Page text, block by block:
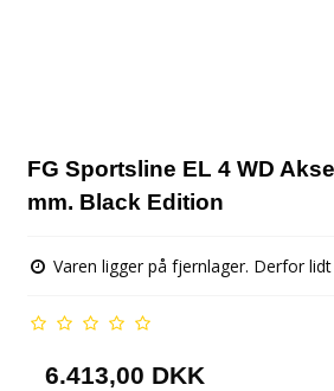
FG Sportsline EL 4 WD
mm. Black Edition
Varen ligger på fjernlager. Derfor
6.413,00 DKK